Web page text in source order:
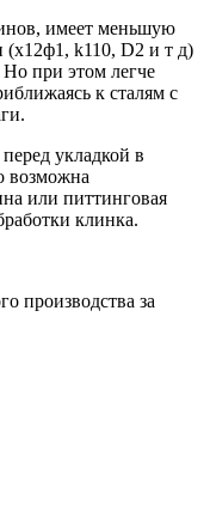
имеет меньшую
(х12ф1, k110, D2 и т д)
Но при этом легче
к сталям с
укладкой в
возможна
или питтинговая
клинка.
производства за